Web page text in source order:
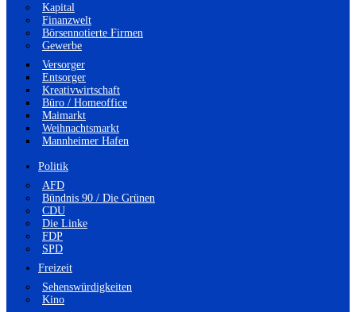
Kapital
Finanzwelt
Börsennotierte Firmen
Gewerbe
Versorger
Entsorger
Kreativwirtschaft
Büro / Homeoffice
Maimarkt
Weihnachtsmarkt
Mannheimer Hafen
Politik
AFD
Bündnis 90 / Die Grünen
CDU
Die Linke
FDP
SPD
Freizeit
Sehenswürdigkeiten
Kino